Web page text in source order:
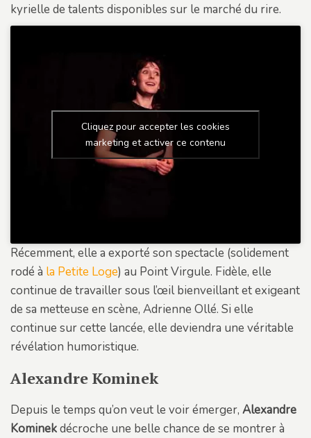
kyrielle de talents disponibles sur le marché du rire.
Cliquez pour accepter les cookies
marketing et activer ce contenu
Récemment, elle a exporté son spectacle (solidement
rodé à la Petite Loge) au Point Virgule. Fidèle, elle
continue de travailler sous l’œil bienveillant et exigeant
de sa metteuse en scène, Adrienne Ollé. Si elle
continue sur cette lancée, elle deviendra une véritable
révélation humoristique.
Alexandre Kominek
Depuis le temps qu’on veut le voir émerger, Alexandre
Kominekdécroche une belle chance de se montrer à